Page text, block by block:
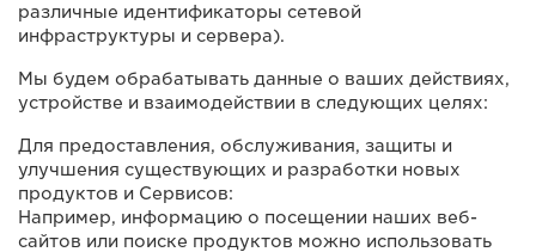
различные идентификаторы сетевой
инфраструктуры и сервера).
Мы будем обрабатывать данные о ваших действиях,
устройстве и взаимодействии в следующих целях:
Для предоставления, обслуживания, защиты и
улучшения существующих и разработки новых
продуктов и Сервисов:
Например, информацию о посещении наших веб-
сайтов или поиске продуктов можно использовать